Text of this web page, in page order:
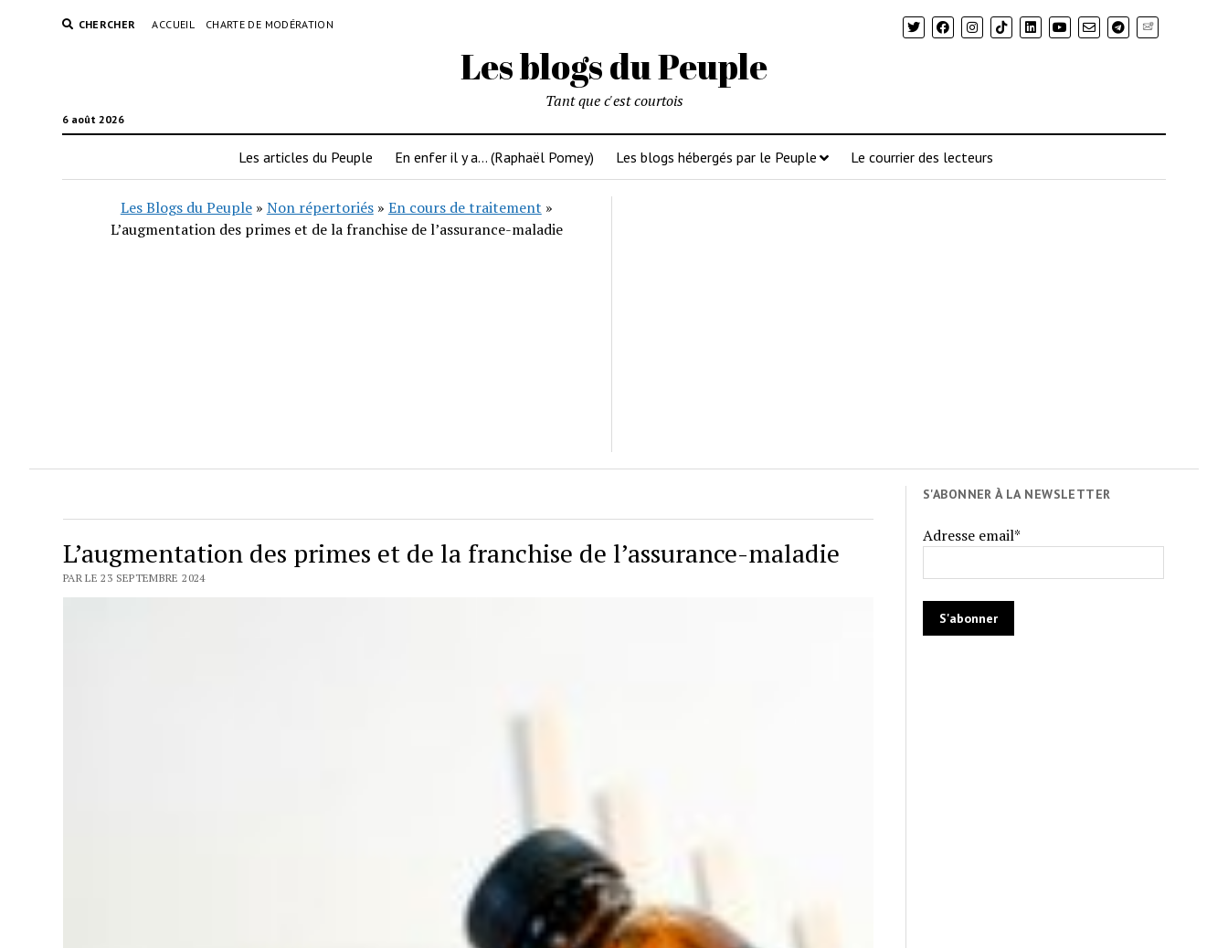
CHERCHER ACCUEIL CHARTE DE MODÉRATION Newsletter
Les blogs du Peuple
6 août 2026
Tant que c'est courtois
Les articles du Peuple En enfer il y a… (Raphaël Pomey) Les blogs hébergés par le Peuple Le courrier des lecteurs
Les Blogs du Peuple» Non répertoriés» En cours de traitement »
L’augmentation des primes et de la franchise de l’assurance-maladie
L’augmentation des primes et de la franchise de l’assurance-maladie
PAR LE 23 SEPTEMBRE 2024
S'ABONNER À LA NEWSLETTER
Adresse email*